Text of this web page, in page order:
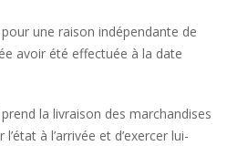
une raison indépendante de
avoir été effectuée à la date
la livraison des marchandises
à l’arrivée et d’exercer lui-